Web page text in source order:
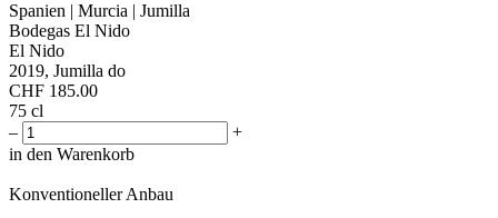
Spanien | Murcia | Jumilla
Bodegas El Nido
El Nido
2019, Jumilla do
CHF 185.00
75 cl
–
+
in den Warenkorb
Konventioneller Anbau